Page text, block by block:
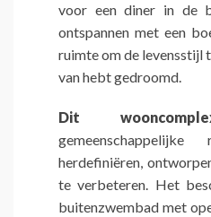
voor een diner in de
ontspannen met een
ruimte om de levensstijl
van hebt gedroomd.
Dit
herdefiniëren,
te verbeteren. Het
buitenzwembad met